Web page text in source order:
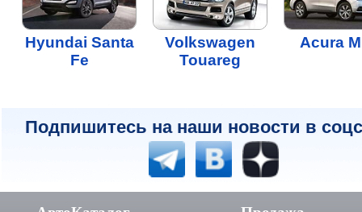
Hyundai Santa
Fe
Volkswagen
Touareg
Acura
Подпишитесь на наши новости в